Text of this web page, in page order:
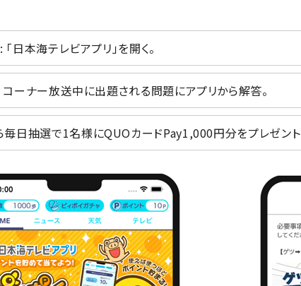
日本海テレビアプリ」を開く。
ーナー放送中に出題される問題にアプリから解答。
日抽選で1名様にQUOカードPay1,000円分をプレゼント